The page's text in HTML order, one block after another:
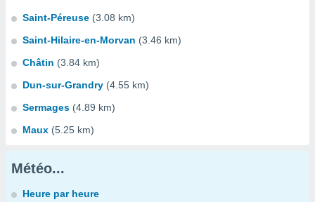
Saint-Péreuse (3.08 km)
Saint-Hilaire-en-Morvan (3.46 km)
Châtin (3.84 km)
Dun-sur-Grandry (4.55 km)
Sermages (4.89 km)
Maux (5.25 km)
Météo...
Heure par heure